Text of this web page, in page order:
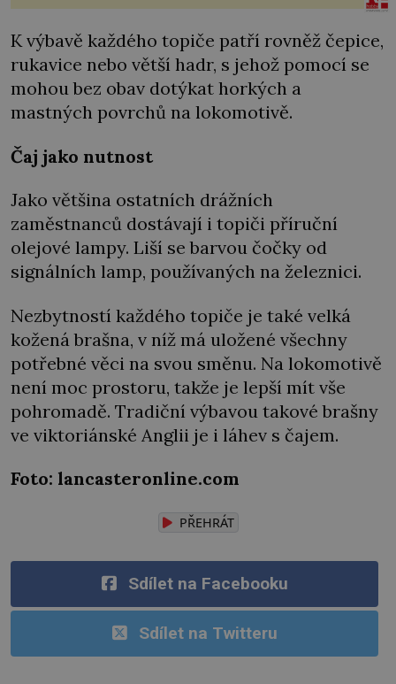
K výbavě každého topiče patří rovněž čepice,
rukavice nebo větší hadr, s jehož pomocí se
mohou bez obav dotýkat horkých a
mastných povrchů na lokomotivě.
Čaj jako nutnost
Jako většina ostatních drážních
zaměstnanců dostávají i topiči příruční
olejové lampy. Liší se barvou čočky od
signálních lamp, používaných na železnici.
Nezbytností každého topiče je také velká
kožená brašna, v níž má uložené všechny
potřebné věci na svou směnu. Na lokomotivě
není moc prostoru, takže je lepší mít vše
pohromadě. Tradiční výbavou takové brašny
ve viktoriánské Anglii je i láhev s čajem.
Foto: lancasteronline.com
PŘEHRÁT
Sdílet na Facebooku
Sdílet na Twitteru